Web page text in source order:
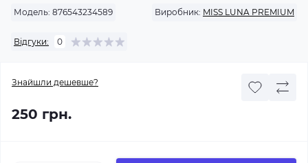
Модель: 876543234589 Виробник: MISS LUNA PREMIUM
Відгуки: 0
Знайшли дешевше?
250 грн.